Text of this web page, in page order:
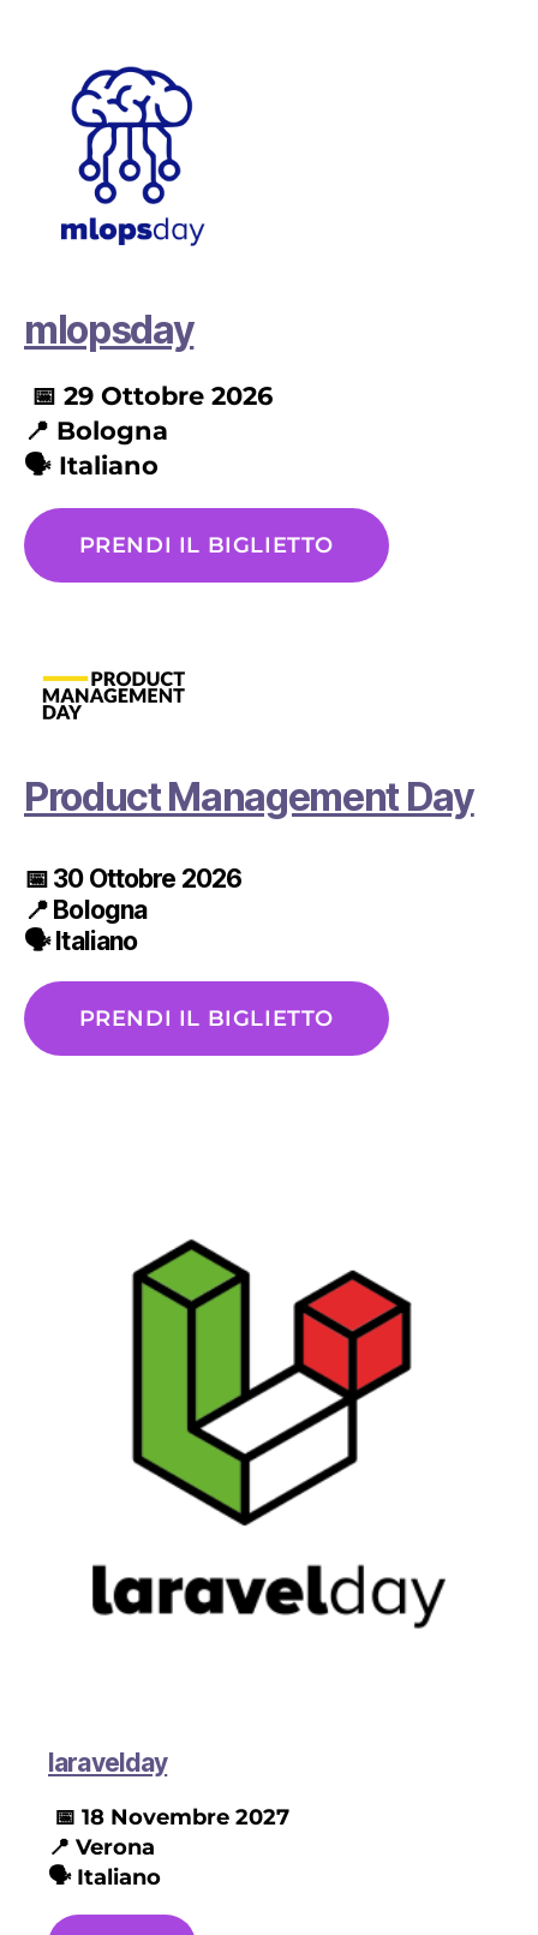
mlopsday
📅 29 Ottobre 2026
📍 Bologna
🗣️ Italiano
PRENDI IL BIGLIETTO
Product Management Day
📅 30 Ottobre 2026
📍 Bologna
🗣️ Italiano
PRENDI IL BIGLIETTO
laravelday
📅 18 Novembre 2027
📍 Verona
🗣️ Italiano